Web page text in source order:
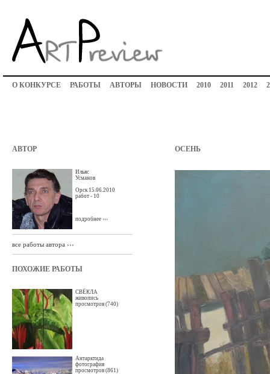
О КОНКУРСЕ РАБОТЫ АВТОРЫ НОВОСТИ 2010 2011 2012
АВТОР
Ильяс
Усманов
Орск 15.06.2010
работ - 10
подробнее ›››
все работы автора ›››
ПОХОЖИЕ РАБОТЫ
СВЁКЛА
живопись
просмотров (740)
Антарктида
фотография
просмотров (861)
ОСЕНЬ